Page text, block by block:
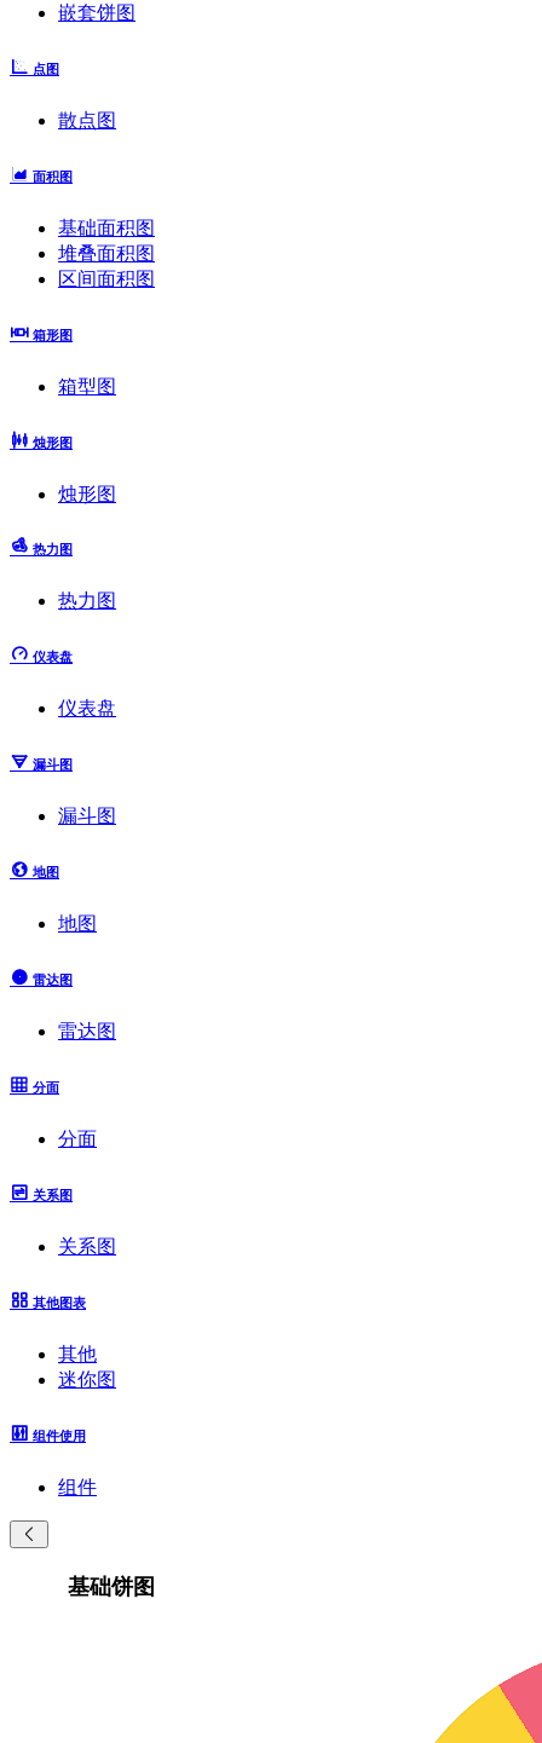
嵌套饼图
点图
散点图
面积图
基础面积图
堆叠面积图
区间面积图
箱形图
箱型图
烛形图
烛形图
热力图
热力图
仪表盘
仪表盘
漏斗图
漏斗图
地图
地图
雷达图
雷达图
分面
分面
关系图
关系图
其他图表
其他
迷你图
组件使用
组件
基础饼图